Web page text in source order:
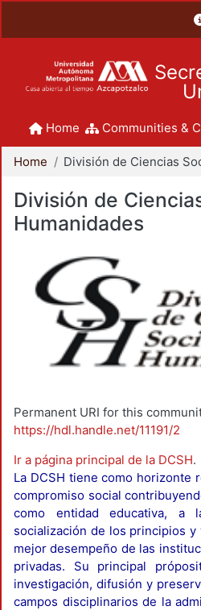
Home Communities &
Home
División de
Humanidades
Permanent URI for this
https://hdl.handle.net/11191/2
Ir a página principal de la DCSH.
La DCSH tiene como horizonte
compromiso social
como entidad educativa, a
socialización de los principios
mejor desempeño de las
privadas. Su principal
investigación, difusión y
campos disciplinarios de la